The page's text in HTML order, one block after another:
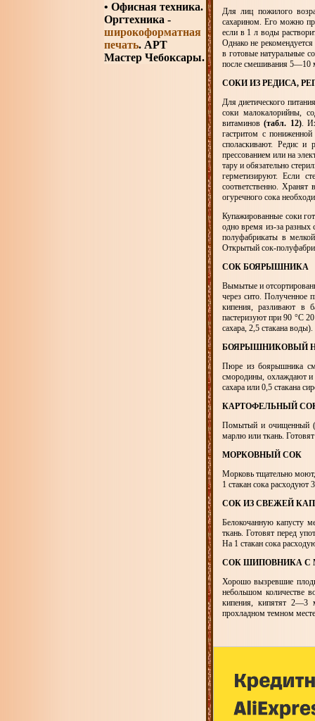
• Офисная техника.
Оргтехника -
широкоформатная
печать. АРТ
Мастер Чебоксары.
Для лиц пожилого
сахарином. Его можно
если в 1 л воды
Однако не
в готовые натуральные
после смешивания 5—10
СОКИ ИЗ РЕДИСА,
Для диетического
соки малокалорийны,
витаминов(табл. 12).
гастритом с
споласкивают. Редис
прессованием или на
тару и обязательно
герметизируют. Если
соответственно.
огуречного сока
Купажированные соки
одно время из-за разных
полуфабрикаты в
Открытый сок-
СОК БОЯРЫШНИКА
Вымытые и
через сито.
кипения, разливают в
пастеризуют при 90 °С
сахара, 2,5 стакана воды).
БОЯРЫШНИКОВЫЙ
Пюре из боярышника
смородины, охлаждают и
сахара или 0,5 стакана
КАРТОФЕЛЬНЫЙ
Помытый и очищенный
марлю или ткань.
МОРКОВНЫЙ СОК
Морковь тщательно
1 стакан сока расходуют
СОК ИЗ СВЕЖЕЙ
Белокочанную капусту
ткань. Готовят перед
На 1 стакан сока
СОК ШИПОВНИКА
Хорошо вызревшие
небольшом количестве
кипения, кипятят 2—3
прохладном темном